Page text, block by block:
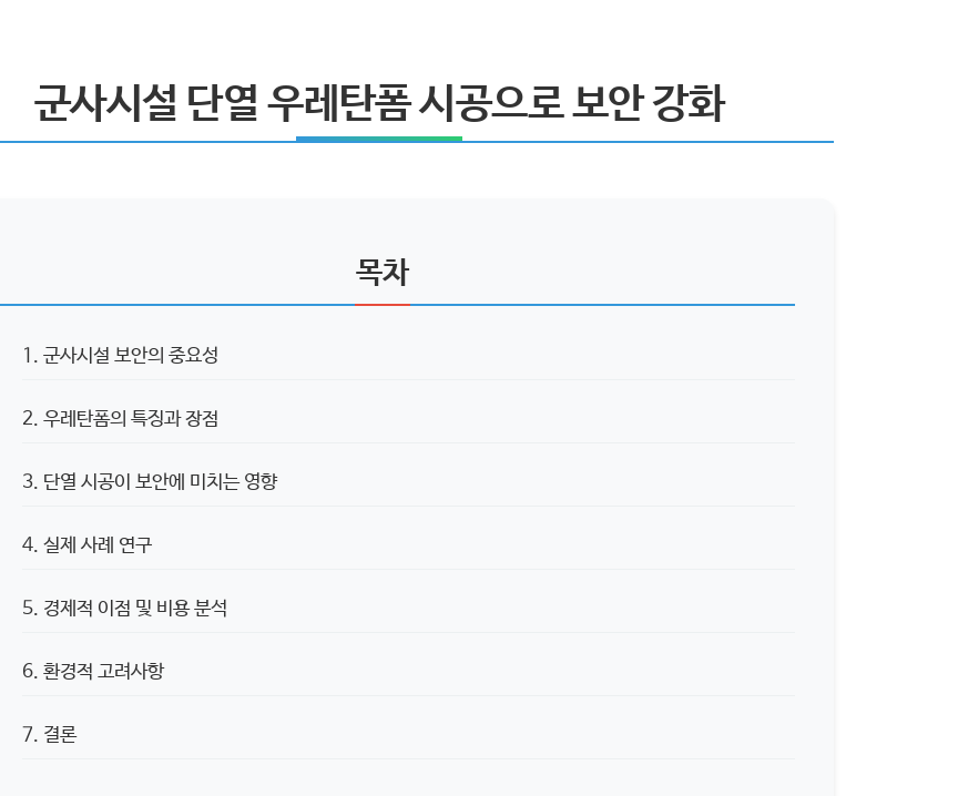
군사시설 단열 우레탄폼 시공으로 보안 강화
목차
1. 군사시설 보안의 중요성
2. 우레탄폼의 특징과 장점
3. 단열 시공이 보안에 미치는 영향
4. 실제 사례 연구
5. 경제적 이점 및 비용 분석
6. 환경적 고려사항
7. 결론